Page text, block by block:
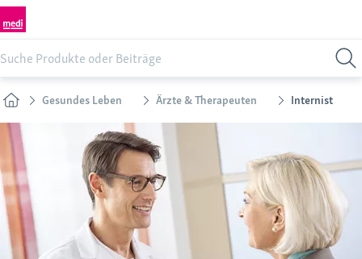
Gesundes Leben Ärzte & Therapeuten Internist